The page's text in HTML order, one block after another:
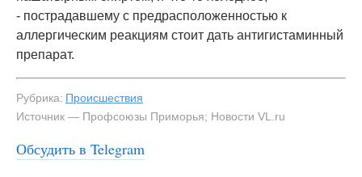
- пострадавшему с предрасположенностью к
аллергическим реакциям стоит дать антигистаминный
препарат.
Рубрика: Происшествия
Источник — Профсоюзы Приморья; Новости VL.ru
Обсудить в Telegram